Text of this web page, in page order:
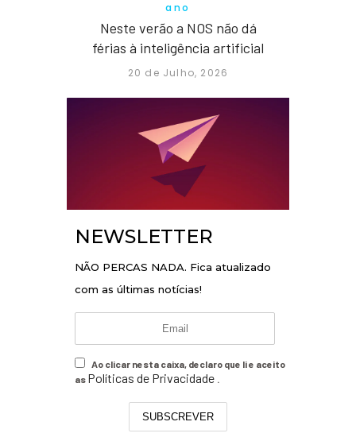
ano
Neste verão a NOS não dá
férias à inteligência artificial
20 de Julho, 2026
NEWSLETTER
NÃO PERCAS NADA. Fica atualizado
com as últimas notícias!
Ao clicar nesta caixa, declaro que li e aceito
as Políticas de Privacidade
SUBSCREVER